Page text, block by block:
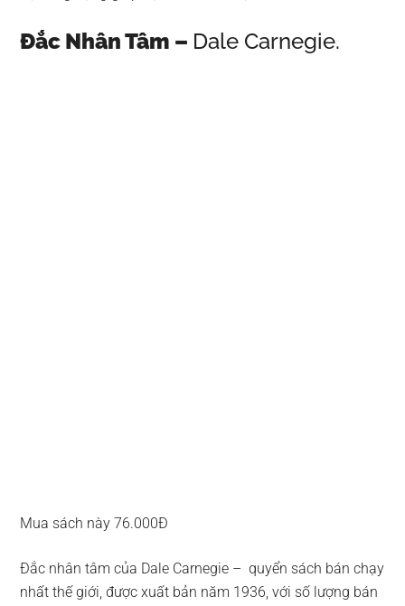
Đắc Nhân Tâm – Dale Carnegie.
Mua sách này 76.000Đ
Đắc nhân tâm của Dale Carnegie – quyển sách bán chạy
nhất thế giới, được xuất bản năm 1936, với số lượng bán